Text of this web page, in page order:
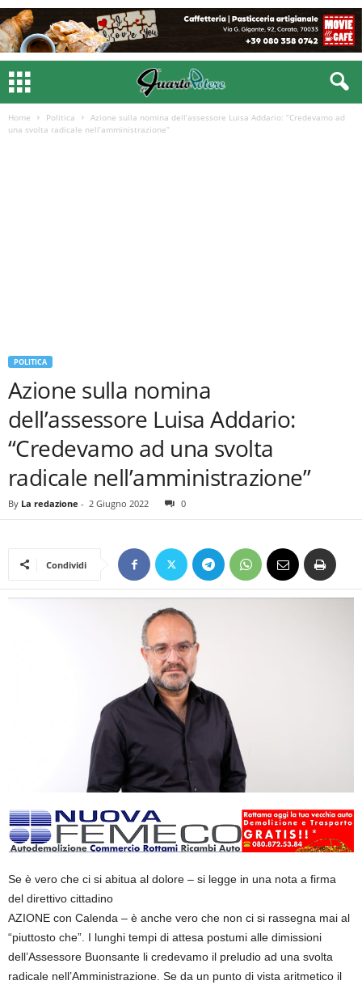
Home Politica
Azione sulla nomina dell’assessore Luisa Addario: “Credevamo ad
una svolta radicale nell’amministrazione”
POLITICA
Azione sulla nomina
dell’assessore Luisa Addario:
“Credevamo ad una svolta
radicale nell’amministrazione”
By La redazione - 2 Giugno 2022 0
Condividi
Se è vero che ci si abitua al dolore – si legge in una nota a firma
del direttivo cittadino
AZIONE con Calenda – è anche vero che non ci si rassegna mai al
“piuttosto che”. I lunghi tempi di attesa postumi alle dimissioni
dell’Assessore Buonsante li credevamo il preludio ad una svolta
radicale nell’Amministrazione. Se da un punto di vista aritmetico il